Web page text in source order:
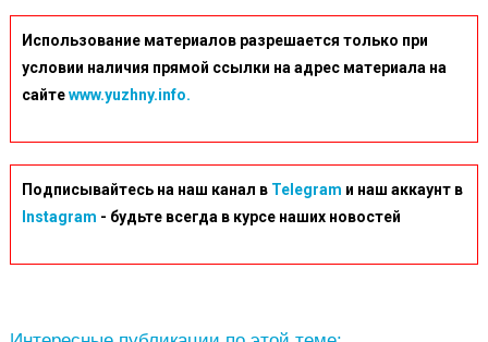
Использование материалов разрешается только при
условии наличия прямой ссылки на адрес материала на
сайтеwww.yuzhny.info.
Подписывайтесь на наш канал в Telegram и наш аккаунт в
Instagram - будьте всегда в курсе наших новостей